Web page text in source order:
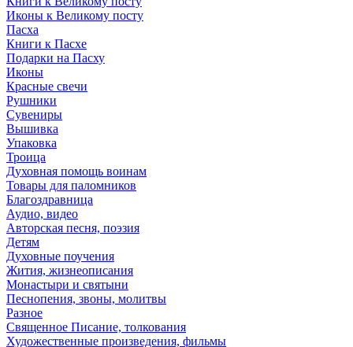
Иконы к Великому посту
Пасха
Книги к Пасхе
Подарки на Пасху
Иконы
Красные свечи
Рушники
Сувениры
Вышивка
Упаковка
Троица
Духовная помощь воинам
Товары для паломников
Благоздравница
Аудио, видео
Авторская песня, поэзия
Детям
Духовные поучения
Жития, жизнеописания
Монастыри и святыни
Песнопения, звоны, молитвы
Разное
Священное Писание, толкования
Художественные произведения, фильмы